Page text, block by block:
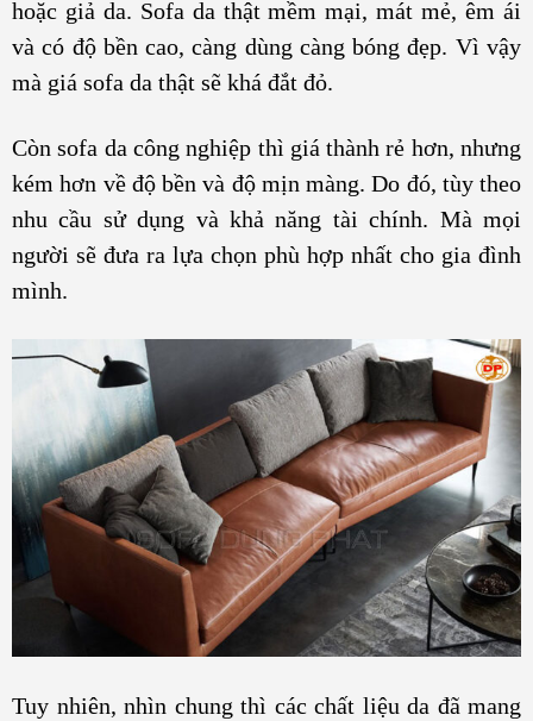
hoặc giả da. Sofa da thật mềm mại, mát mẻ, êm ái
và có độ bền cao, càng dùng càng bóng đẹp. Vì vậy
mà giá sofa da thật sẽ khá đắt đỏ.
Còn sofa da công nghiệp thì giá thành rẻ hơn, nhưng
kém hơn về độ bền và độ mịn màng. Do đó, tùy theo
nhu cầu sử dụng và khả năng tài chính. Mà mọi
người sẽ đưa ra lựa chọn phù hợp nhất cho gia đình
mình.
Tuy nhiên, nhìn chung thì các chất liệu da đã mang